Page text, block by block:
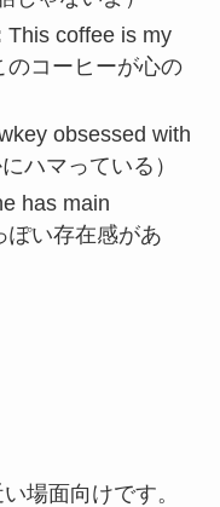
This coffee is my
のコーヒーが心の
obsessed with
ハマっている）
has main
ぽい存在感があ
場面向けです。